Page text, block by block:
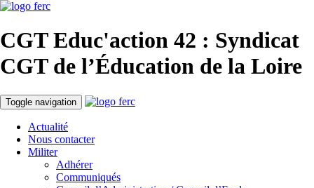
CGT Educ'action 42 : Syndicat
CGT de l’Éducation de la Loire
Toggle navigation
Actualité
Nous contacter
Militer
Adhérer
Communiqués